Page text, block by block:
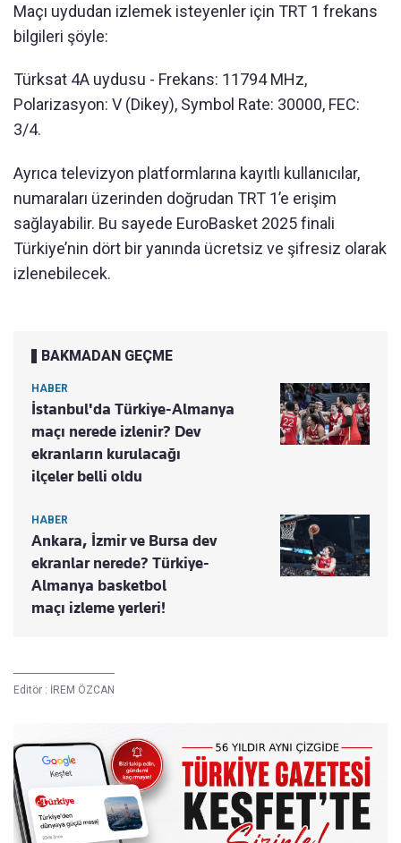
Maçı uydudan izlemek isteyenler için TRT 1 frekans
bilgileri şöyle:
Türksat 4A uydusu - Frekans: 11794 MHz,
Polarizasyon: V (Dikey), Symbol Rate: 30000, FEC:
3/4.
Ayrıca televizyon platformlarına kayıtlı kullanıcılar,
numaraları üzerinden doğrudan TRT 1’e erişim
sağlayabilir. Bu sayede EuroBasket 2025 finali
Türkiye’nin dört bir yanında ücretsiz ve şifresiz olarak
izlenebilecek.
BAKMADAN GEÇME
HABER
İstanbul'da Türkiye-Almanya
maçı nerede izlenir? Dev
ekranların kurulacağı
ilçeler belli oldu
HABER
Ankara, İzmir ve Bursa dev
ekranlar nerede? Türkiye-
Almanya basketbol
maçı izleme yerleri!
Editör : İREM ÖZCAN